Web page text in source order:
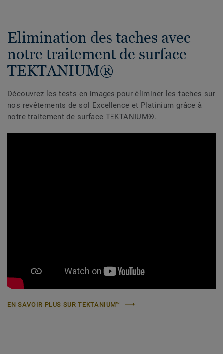
Elimination des taches avec
notre traitement de surface
TEKTANIUM®
Découvrez les tests en images pour éliminer les taches sur
nos revêtements de sol Excellence et Platinium grâce à
notre traitement de surface TEKTANIUM®.
EN SAVOIR PLUS SUR TEKTANIUM™